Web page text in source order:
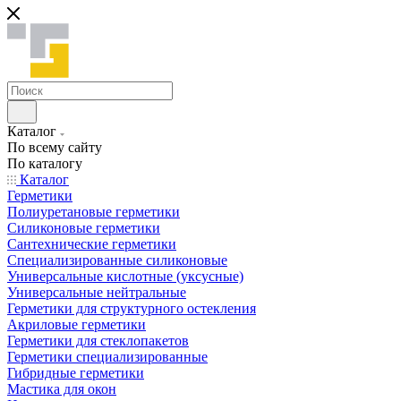
Каталог
По всему сайту
По каталогу
Каталог
Герметики
Полиуретановые герметики
Силиконовые герметики
Сантехнические герметики
Специализированные силиконовые
Универсальные кислотные (уксусные)
Универсальные нейтральные
Герметики для структурного остекления
Акриловые герметики
Герметики для стеклопакетов
Герметики специализированные
Гибридные герметики
Мастика для окон